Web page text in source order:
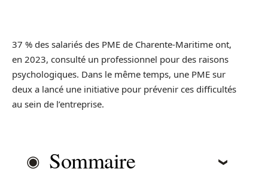
37 % des salariés des PME de Charente-Maritime ont,
en 2023, consulté un professionnel pour des raisons
psychologiques. Dans le même temps, une PME sur
deux a lancé une initiative pour prévenir ces difficultés
au sein de l’entreprise.
Sommaire